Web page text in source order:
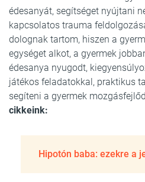
édesanyát, segítséget nyújtani
kapcsolatos trauma
dolognak tartom, hiszen a
egységet alkot, a gyermek
édesanya nyugodt,
játékos feladatokkal, praktikus
segíteni a gyermek
cikkeink:
Hipotón baba: ezekre a